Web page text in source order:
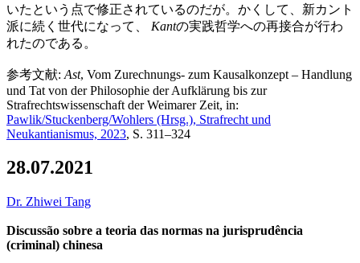
いたという点で修正されているのだが。かくして、新カント
派に続く世代になって、
Kantの実践哲学への再接合が行わ
れたのである。
参考文献: Ast, Vom Zurechnungs- zum Kausalkonzept – Handlung
und Tat von der Philosophie der Aufklärung bis zur
Strafrechtswissenschaft der Weimarer Zeit, in:
Pawlik/Stuckenberg/Wohlers (Hrsg.), Strafrecht und
Neukantianismus, 2023, S. 311–324
28.07.2021
Dr. Zhiwei Tang
Discussão sobre a teoria das normas na jurisprudência
(criminal) chinesa